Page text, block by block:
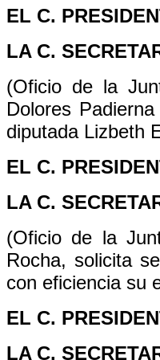
EL C.
LA C.
(Oficio de la
Dolores
diputada Lizbeth
EL C.
LA C.
(Oficio de la
Rocha, solicita
con eficiencia su
EL C.
LA C.